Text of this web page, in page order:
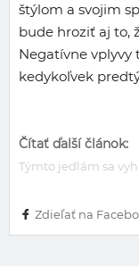
štýlom a svojim
bude hroziť aj to,
Negatívne vplyvy
kedykoľvek
Čítať ďalší článok:
Týmto jedlám sa
Zdieľať na